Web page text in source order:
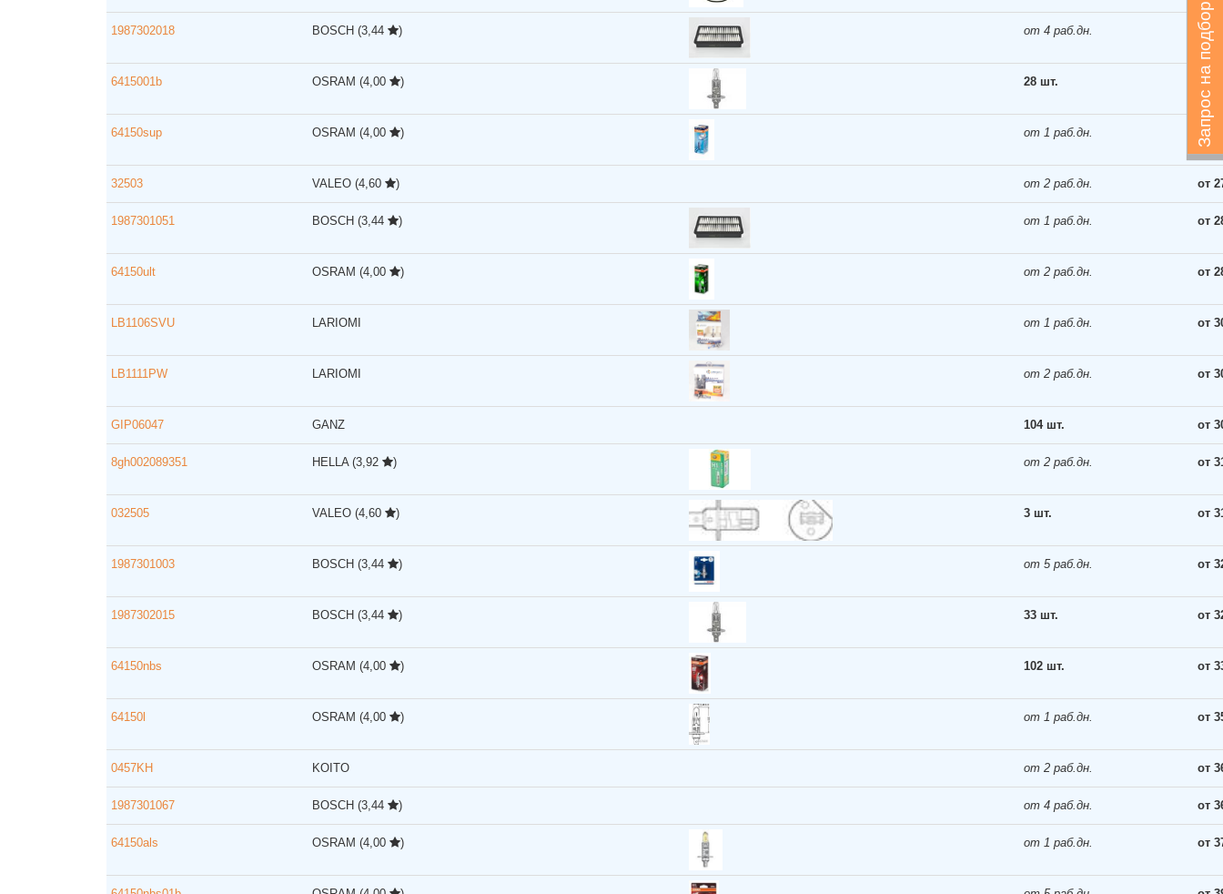
Запрос на подбор
1987302018 BOSCH (3,44 ) от 4 раб.дн. от
6415001b OSRAM (4,00 ) 28 шт. от
64150sup OSRAM (4,00 ) от 1 раб.дн. от
32503 VALEO (4,60 ) от 2 раб.дн. от
1987301051 BOSCH (3,44 ) от 1 раб.дн. от
64150ult OSRAM (4,00 ) от 2 раб.дн. от
LB1106SVU LARIOMI от 1 раб.дн. от
LB1111PW LARIOMI от 2 раб.дн. от
GIP06047 GANZ 104 шт. от
8gh002089351 HELLA (3,92 ) от 2 раб.дн. от
032505 VALEO (4,60 ) 3 шт. от
1987301003 BOSCH (3,44 ) от 5 раб.дн. от
1987302015 BOSCH (3,44 ) 33 шт. от
64150nbs OSRAM (4,00 ) 102 шт. от
64150l OSRAM (4,00 ) от 1 раб.дн. от
0457KH KOITO от 2 раб.дн. от
1987301067 BOSCH (3,44 ) от 4 раб.дн. от
64150als OSRAM (4,00 ) от 1 раб.дн. от